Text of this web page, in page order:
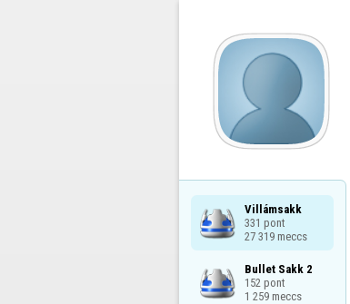
Villámsakk
331 pont
27 319 meccs
Bullet Sakk 2
152 pont
1 259 meccs